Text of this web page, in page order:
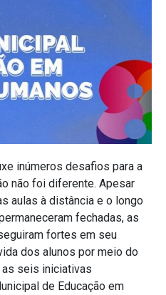
inúmeros desafios para a
não foi diferente. Apesar
aulas à distância e o longo
fechadas, as
fortes em seu
dos alunos por meio do
seis iniciativas
de Educação em